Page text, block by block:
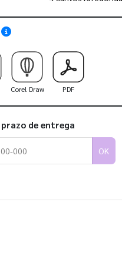
Saiba como utilizar os nossos
Corel Draw PDF
de entrega
OK